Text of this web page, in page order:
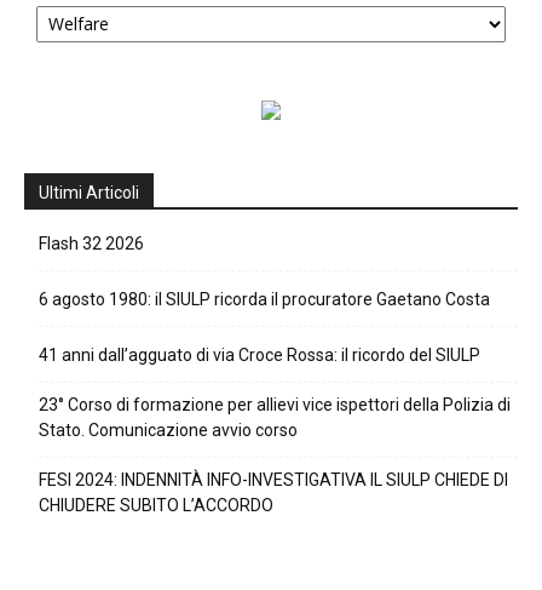
Ultimi Articoli
Flash 32 2026
6 agosto 1980: il SIULP ricorda il procuratore Gaetano Costa
41 anni dall’agguato di via Croce Rossa: il ricordo del SIULP
23° Corso di formazione per allievi vice ispettori della Polizia di
Stato. Comunicazione avvio corso
FESI 2024: INDENNITÀ INFO-INVESTIGATIVA IL SIULP CHIEDE DI
CHIUDERE SUBITO L’ACCORDO